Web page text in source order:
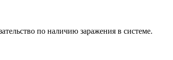
по наличию заражения в системе.